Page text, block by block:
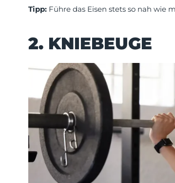
Tipp: Führe das Eisen stets so nah wie
2. KNIEBEUGE